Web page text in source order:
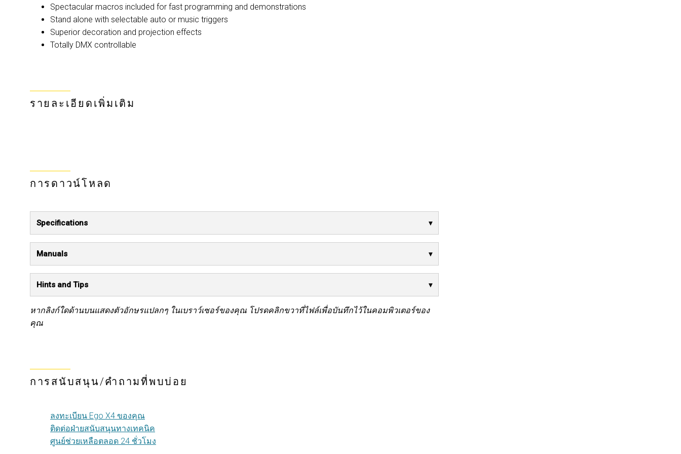
Spectacular macros included for fast programming and demonstrations
Stand alone with selectable auto or music triggers
Superior decoration and projection effects
Totally DMX controllable
รายละเอียดเพิ่มเติม
การดาวน์โหลด
Specifications
Manuals
Hints and Tips
หากลิงก์ใดด้านบนแสดงตัวอักษรแปลกๆ ในเบราว์เซอร์ของคุณ โปรดคลิกขวาที่ไฟล์เพื่อบันทึกไว้ในคอมพิวเตอร์ของ
คุณ
การสนับสนุน/คำถามที่พบบ่อย
ลงทะเบียน Ego X4 ของคุณ
ติดต่อฝ่ายสนับสนุนทางเทคนิค
ศูนย์ช่วยเหลือตลอด 24 ชั่วโมง